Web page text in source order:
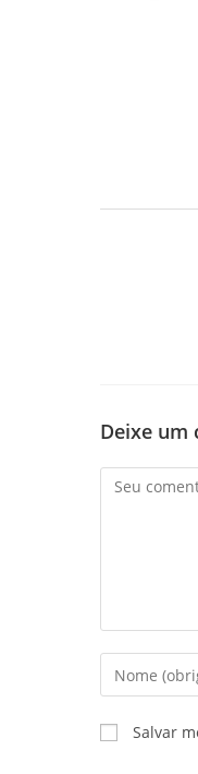
Deixe um
Salvar